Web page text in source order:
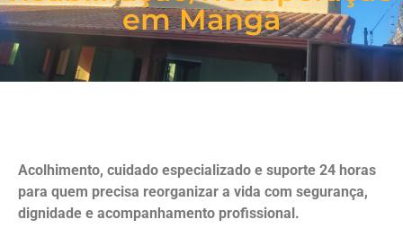
em Manga
Acolhimento, cuidado especializado e suporte 24 horas
para quem precisa reorganizar a vida com segurança,
dignidade e acompanhamento profissional.